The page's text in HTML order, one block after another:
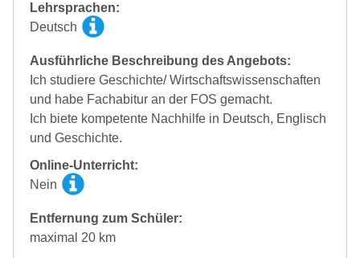
Lehrsprachen:
Deutsch
Ausführliche Beschreibung des Angebots:
Ich studiere Geschichte/ Wirtschaftswissenschaften
und habe Fachabitur an der FOS gemacht.
Ich biete kompetente Nachhilfe in Deutsch, Englisch
und Geschichte.
Online-Unterricht:
Nein
Entfernung zum Schüler:
maximal 20 km